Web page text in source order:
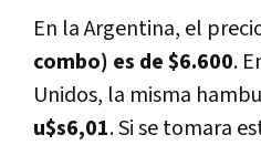
En la Argentina, el
combo) es de $6.600.
Unidos, la misma
u$s6,01. Si se tomara